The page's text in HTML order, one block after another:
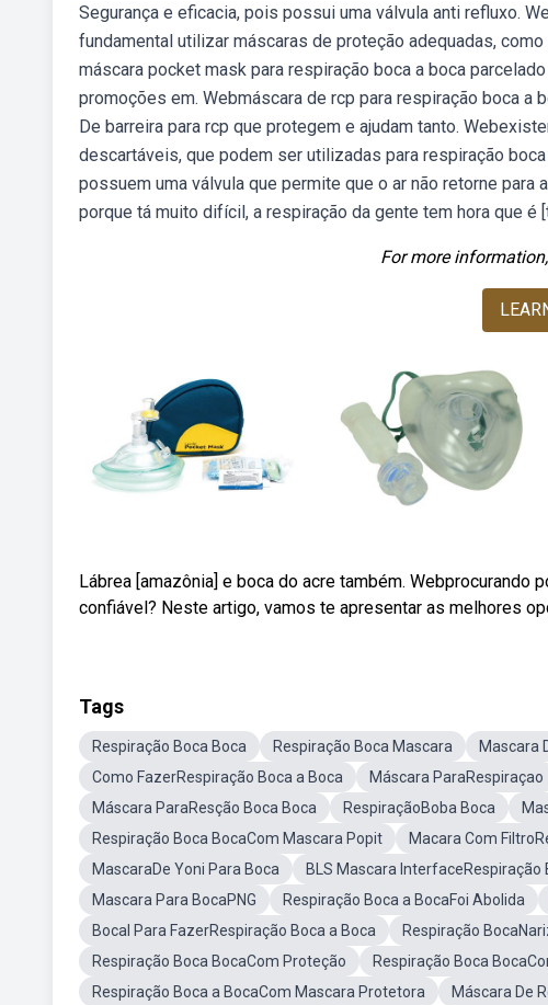
Segurança e eficacia, pois possui uma válvula anti refluxo.
fundamental utilizar máscaras de proteção adequadas,
máscara pocket mask para respiração boca a boca
promoções em. Webmáscara de rcp para respiração boca a
De barreira para rcp que protegem e ajudam tanto.
descartáveis, que podem ser utilizadas para respiração
possuem uma válvula que permite que o ar não retorne
porque tá muito difícil, a respiração da gente tem hora que é
For more
Lábrea [amazônia] e boca do acre também. Webprocurando
confiável? Neste artigo, vamos te apresentar as melhores
Tags
Respiração Boca Boca Respiração Boca Mascara Mascara
Como FazerRespiração Boca a Boca
Máscara ParaRespiraçao
Máscara ParaResção Boca Boca
RespiraçãoBoba Boca
Respiração Boca BocaCom Mascara Popit
Macara Com
MascaraDe Yoni Para Boca
BLS Mascara InterfaceRespiração
Mascara Para BocaPNG
Respiração Boca a BocaFoi Abolida
Bocal Para FazerRespiração Boca a Boca
Respiração
Respiração Boca BocaCom Proteção
Respiração Boca
Respiração Boca a BocaCom Mascara Protetora
Máscara De